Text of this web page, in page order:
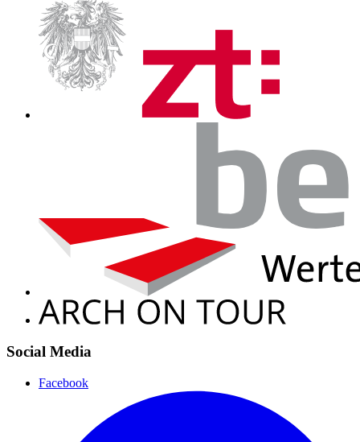
Social Media
Facebook